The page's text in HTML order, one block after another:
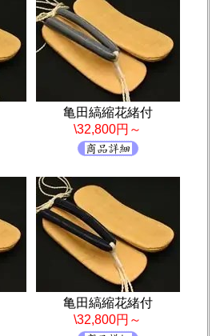
亀田縞縮花緒付
\32,800円～
亀田縞縮花緒付
\32,800円～